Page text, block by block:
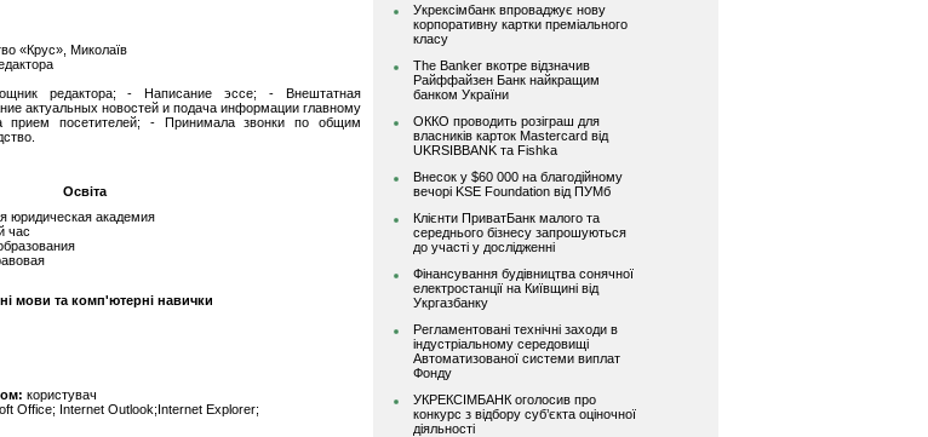
«Крус», Миколаїв
редактора; - Написание эссе; - Внештатная
актуальных новостей и подача информации главному
прием посетителей; - Принимала звонки по общим
Освіта
юридическая академия
час
мови та комп'ютерні навички
користувач
Office; Internet Outlook;Internet Explorer;
Укрексімбанк впроваджує нову
корпоративну картки преміального
класу
The Banker вкотре відзначив
Райффайзен Банк найкращим
банком України
ОККО проводить розіграш для
власників карток Mastercard від
UKRSIBBANK та Fishka
Внесок у $60 000 на благодійному
вечорі KSE Foundation від ПУМб
Клієнти ПриватБанк малого та
середнього бізнесу запрошуються
до участі у дослідженні
Фінансування будівництва сонячної
електростанції на Київщині від
Укргазбанку
Регламентовані технічні заходи в
індустріальному середовищі
Автоматизованої системи виплат
Фонду
УКРЕКСІМБАНК оголосив про
конкурс з відбору суб’єкта оціночної
діяльності